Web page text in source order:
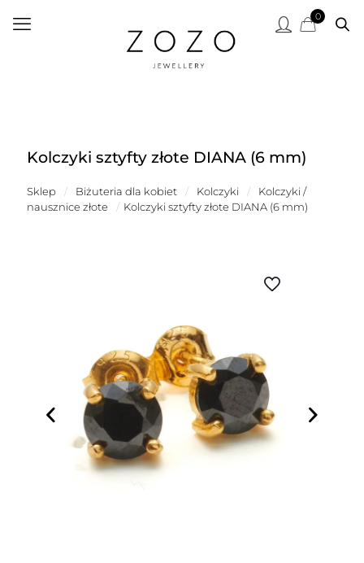
0
Kolczyki sztyfty złote DIANA (6 mm)
Sklep / Biżuteria dla kobiet / Kolczyki /
Kolczyki /
nausznice złote
/ Kolczyki sztyfty złote DIANA (6 mm)